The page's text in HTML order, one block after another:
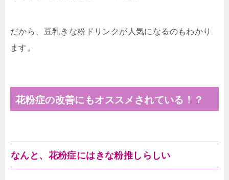
だから、豆乳きな粉ドリンクが人気になるのもわかり
ます。
花粉症の改善にもオススメされている！？
なんと、花粉症にはきな粉推しらしい